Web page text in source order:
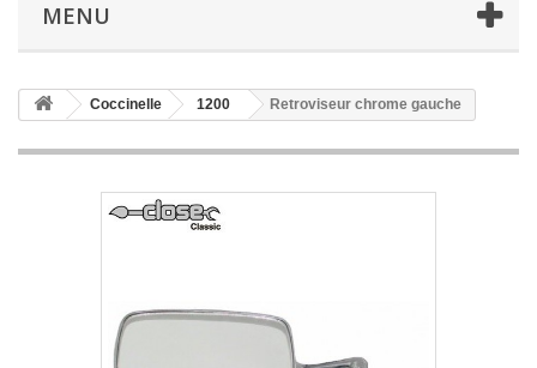
MENU
Coccinelle 1200 Retroviseur chrome gauche